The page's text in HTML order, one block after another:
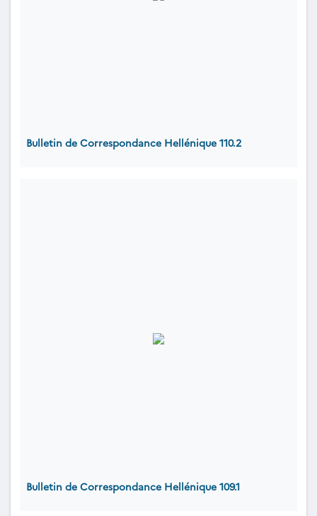
Bulletin de Correspondance Hellénique 110.2
Bulletin de Correspondance Hellénique 109.1